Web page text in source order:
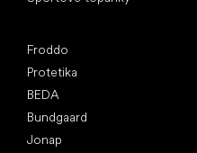
Froddo
Protetika
BEDA
Bundgaard
Jonap